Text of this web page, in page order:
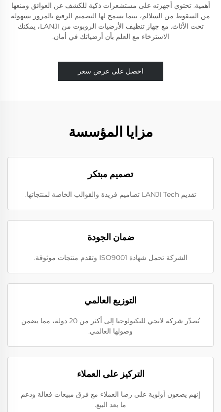
أهمية. تحتوي أجهزته على مستشعرات ذكية للكشف عن العوائق ومنعها
من السقوط من السلالم، بينما يسمح لها التصميم الرفيع بالمرور بسهولة
تحت الأثاث. مع جهاز تنظيف الأرضيات الروبوت من LANJI، يمكنك
الاسترخاء مع العلم بأن أرضياتك في أمان.
احصل على عرض سعر
مزايا المؤسسة
تصميم مبتكر
تقديم LANJI Tech تصاميم فريدة والقوالب الخاصة لمنتجاتها.
ضمان الجودة
الشركة تحمل شهادة ISO9001 وتقدم منتجات موثوقة.
التوزيع العالمي
تُصدّر شركة لانجي للتكنولوجيا إلى أكثر من 20 دولة، مما يضمن
وصولها العالمي.
التركيز على العملاء
إنهم يضعون أولوية على رضا العملاء مع فرق مبيعات فعالة ودعم
ما بعد البيع.